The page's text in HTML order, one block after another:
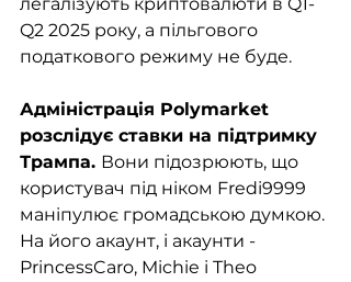
Q2 2025 року, а пільгового
податкового режиму не буде.
Адміністрація Polymarket
розслідує ставки на підтримку
Трампа. Вони підозрюють, що
користувач під ніком Fredi9999
маніпулює громадською думкою.
На його акаунт, і акаунти -
PrincessCaro, Michie і Theo